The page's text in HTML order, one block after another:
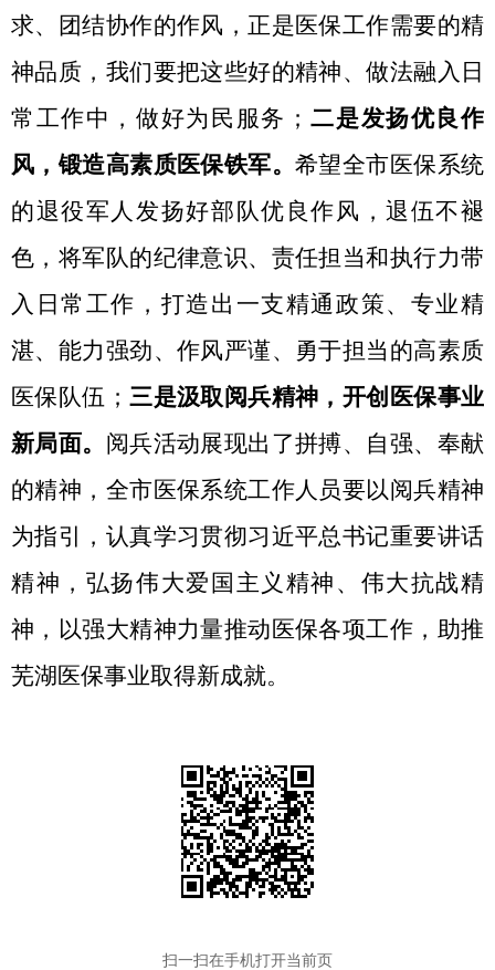
求、团结协作的作风，正是医保工作需要的精
神品质，我们要把这些好的精神、做法融入日
常工作中，做好为民服务； 二是发扬优良作
风，锻造高素质医保铁军。希望全市医保系统
的退役军人发扬好部队优良作风，退伍不褪
色，将军队的纪律意识、责任担当和执行力带
入日常工作，打造出一支精通政策、专业精
湛、能力强劲、作风严谨、勇于担当的高素质
医保队伍； 三是汲取阅兵精神，开创医保事业
新局面。 阅兵活动展现出了拼搏、自强、奉献
的精神，全市医保系统工作人员要以阅兵精神
为指引，认真学习贯彻习近平总书记重要讲话
精神，弘扬伟大爱国主义精神、伟大抗战精
神，以强大精神力量推动医保各项工作，助推
芜湖医保事业取得新成就。
扫一扫在手机打开当前页